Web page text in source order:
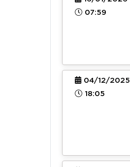
07:59
04/12/2025
18:05